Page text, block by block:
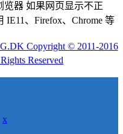
览器 如果网页显示不正
、Firefox、Chrome 等
Copyright © 2011-2016
Reserved
x